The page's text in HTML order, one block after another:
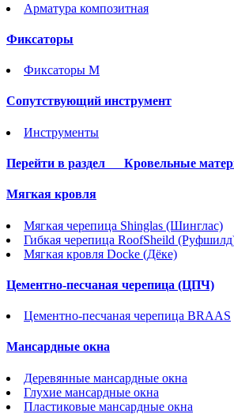
Арматура композитная
Фиксаторы
Фиксаторы М
Сопутствующий инструмент
Инструменты
Перейти в раздел Кровельные
Мягкая кровля
Мягкая черепица Shinglas (Шинглас)
Гибкая черепица RoofSheild
Мягкая кровля Docke (Дёке)
Цементно-песчаная черепица (ЦПЧ)
Цементно-песчаная черепица BRAAS
Мансардные окна
Деревянные мансардные окна
Глухие мансардные окна
Пластиковые мансардные окна